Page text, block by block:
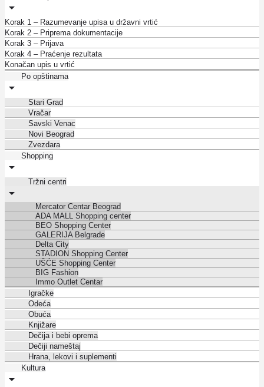
Korak 1 – Razumevanje upisa u državni vrtić
Korak 2 – Priprema dokumentacije
Korak 3 – Prijava
Korak 4 – Praćenje rezultata
Konačan upis u vrtić
Po opštinama
Stari Grad
Vračar
Savski Venac
Novi Beograd
Zvezdara
Shopping
Tržni centri
Mercator Centar Beograd
ADA MALL Shopping center
BEO Shopping Center
GALERIJA Belgrade
Delta City
STADION Shopping Center
UŠĆE Shopping Center
BIG Fashion
Immo Outlet Centar
Igračke
Odeća
Obuća
Knjižare
Dečija i bebi oprema
Dečiji nameštaj
Hrana, lekovi i suplementi
Kultura